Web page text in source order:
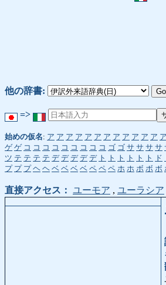
他の辞書:
=>
始めの仮名: ア ア ア ア ア ア ア ア ア ア ア ア ア
ゲ ゲ コ コ コ コ コ コ コ コ コ ゴ ゴ サ サ サ サ
ツ テ テ テ テ デ デ デ デ デ ト ト ト ト ト ト ド
プ プ プ ヘ ヘ ベ ベ ベ ベ ペ ペ ペ ホ ホ ボ ボ ボ
直接アクセス： ユーモア , ユーラシア